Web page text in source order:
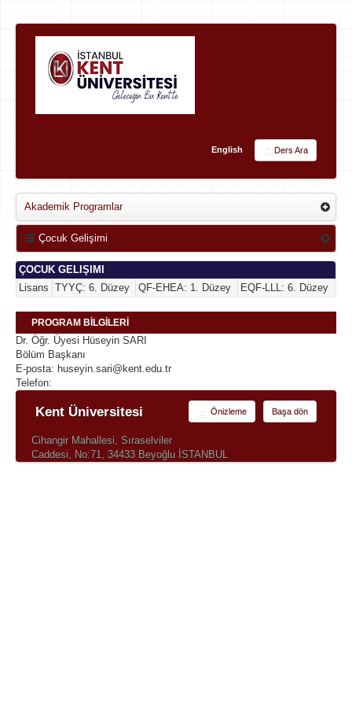
English Ders Ara
Akademik Programlar
Çocuk Gelişimi
ÇOCUK GELIŞIMI
Lisans TYYÇ: 6. Düzey QF-EHEA: 1. Düzey EQF-LLL: 6. Düzey
PROGRAM BİLGİLERİ
Dr. Öğr. Üyesi Hüseyin SARI
Bölüm Başkanı
E-posta: huseyin.sari@kent.edu.tr
Telefon:
Kent Üniversitesi Başa dön
Önizleme
Cihangir Mahallesi, Sıraselviler
Caddesi, No:71, 34433 Beyoğlu İSTANBUL